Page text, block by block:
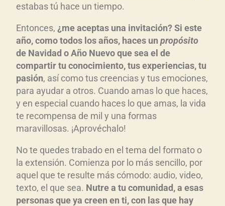
estabas tú hace un tiempo.
Entonces, ¿me aceptas una invitación? Si este
año, como todos los años, haces un propósito
de Navidad o Año Nuevo que sea el de
compartir tu conocimiento, tus experiencias, tu
pasión, así como tus creencias y tus emociones,
para ayudar a otros. Cuando amas lo que haces,
y en especial cuando haces lo que amas, la vida
te recompensa de mil y una formas
maravillosas. ¡Aprovéchalo!
No te quedes trabado en el tema del formato o
la extensión. Comienza por lo más sencillo, por
aquel que te resulte más cómodo: audio, video,
texto, el que sea. Nutre a tu comunidad, a esas
personas que ya creen en ti, con las que hay